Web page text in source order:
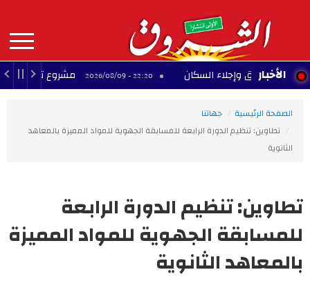
contenu
principal
MAIN
NAVIGATION الأخبار
حريق وإجلاء السكان 22:20 - 2026/08/09 مشروع تجاري متوقف بحي
الصفحة الرئيسية
جهاتنا
تطاوين: تنظيم الدورة الرابعة للمسابقة الجهوية للمواد المميزة بالمعاهد
الثانوية
تطاوين: تنظيم الدورة الرابعة
للمسابقة الجهوية للمواد المميزة
بالمعاهد الثانوية